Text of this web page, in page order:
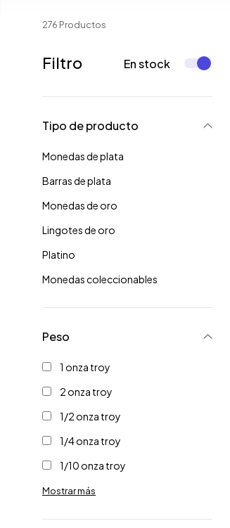
276 Productos
Filtro En stock
Tipo de producto
Monedas de plata
Barras de plata
Monedas de oro
Lingotes de oro
Platino
Monedas coleccionables
Peso
1 onza troy
2 onza troy
1/2 onza troy
1/4 onza troy
1/10 onza troy
Mostrar más